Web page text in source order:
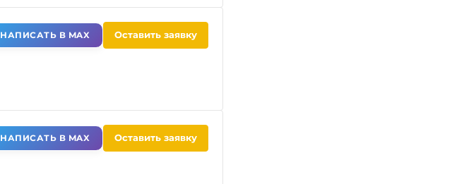
НАПИСАТЬ В MAX Оставить заявку
НАПИСАТЬ В MAX Оставить заявку